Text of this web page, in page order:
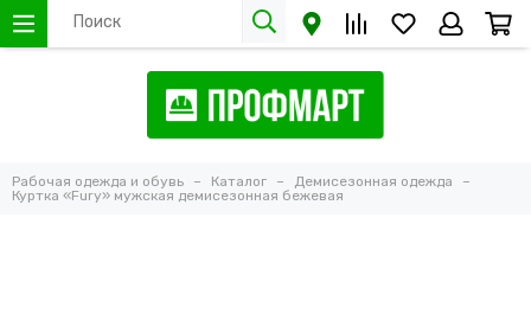
Рабочая одежда и обувь Каталог
Демисезонная одежда
Куртка «Fury» мужская демисезонная бежевая